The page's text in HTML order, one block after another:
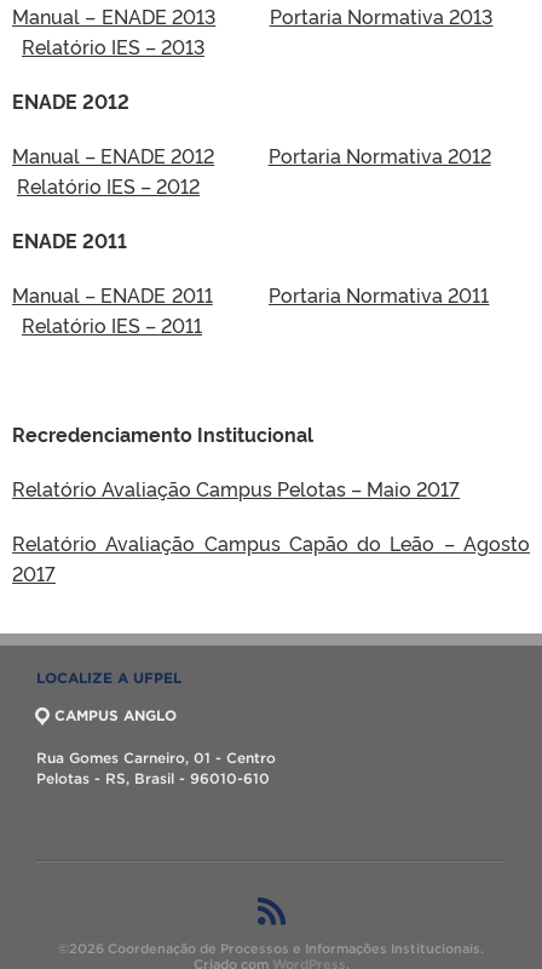
Manual – ENADE 2013
Portaria Normativa 2013
Relatório IES – 2013
ENADE 2012
Manual – ENADE 2012
Portaria Normativa 2012
Relatório IES – 2012
ENADE 2011
Manual – ENADE 2011
Portaria Normativa 2011
Relatório IES – 2011
Recredenciamento Institucional
Relatório Avaliação Campus Pelotas – Maio 2017
Relatório Avaliação Campus Capão do Leão – Agosto
2017
LOCALIZE A UFPEL
CAMPUS ANGLO
Rua Gomes Carneiro, 01 - Centro
Pelotas - RS, Brasil - 96010-610
©2026 Coordenação de Processos e Informações Institucionais.
Criado com WordPress.